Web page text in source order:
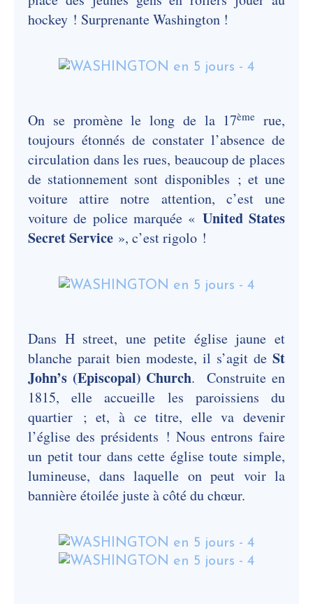
hockey ! Surprenante Washington !
On se promène le long de la 17ème rue,
toujours étonnés de constater l’absence de
circulation dans les rues, beaucoup de places
de stationnement sont disponibles ; et une
voiture attire notre attention, c’est une
voiture de police marquée « United States
Secret Service », c’est rigolo !
Dans H street, une petite église jaune et
blanche parait bien modeste, il s’agit de St
John’s (Episcopal) Church. Construite en
1815, elle accueille les paroissiens du
quartier ; et, à ce titre, elle va devenir
l’église des présidents ! Nous entrons faire
un petit tour dans cette église toute simple,
lumineuse, dans laquelle on peut voir la
bannière étoilée juste à côté du chœur.